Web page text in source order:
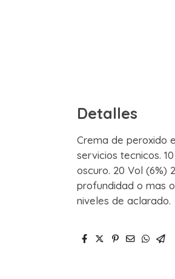
Detalles
Crema de peroxido
servicios tecnicos.
oscuro. 20 Vol (6%)
profundidad o mas
niveles de aclarado.